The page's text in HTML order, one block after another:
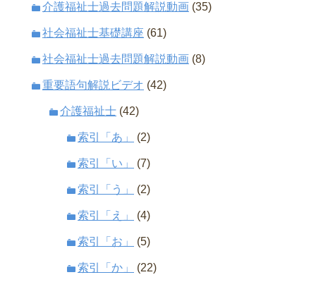
介護福祉士過去問題解説動画 (35)
社会福祉士基礎講座 (61)
社会福祉士過去問題解説動画 (8)
重要語句解説ビデオ (42)
介護福祉士 (42)
索引「あ」 (2)
索引「い」 (7)
索引「う」 (2)
索引「え」 (4)
索引「お」 (5)
索引「か」 (22)